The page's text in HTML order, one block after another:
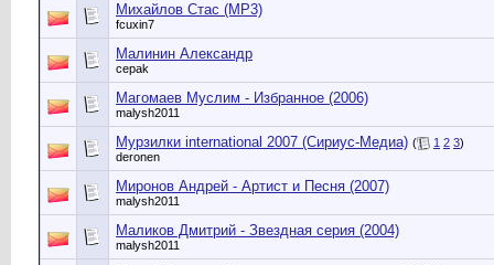
Михайлов Стас (MP3)
fcuxin7
Малинин Александр
cepak
Магомаев Муслим - Избранное (2006)
malysh2011
Мурзилки international 2007 (Сириус-Медиа) ( 1 2 3)
deronen
Миронов Андрей - Артист и Песня (2007)
malysh2011
Маликов Дмитрий - Звездная серия (2004)
malysh2011